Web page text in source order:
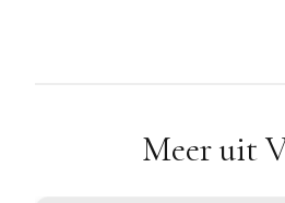
Meer uit